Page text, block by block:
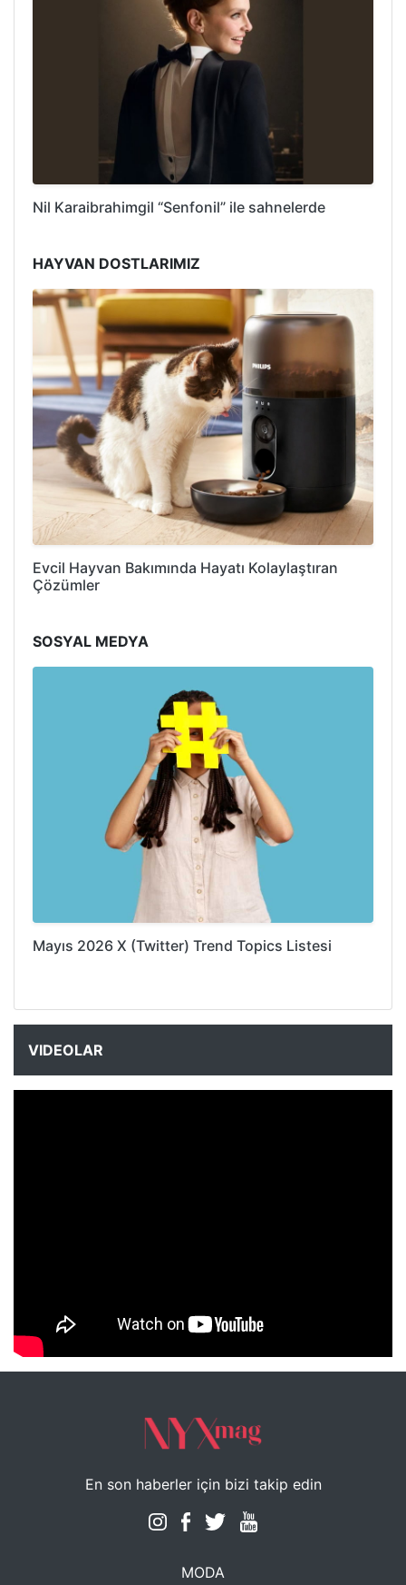
Nil Karaibrahimgil “Senfonil” ile sahnelerde
HAYVAN DOSTLARIMIZ
Evcil Hayvan Bakımında Hayatı Kolaylaştıran
Çözümler
SOSYAL MEDYA
Mayıs 2026 X (Twitter) Trend Topics Listesi
VIDEOLAR
NYXmag 2. Yaş Kutlama Etkinliği
En son haberler için bizi takip edin
MODA